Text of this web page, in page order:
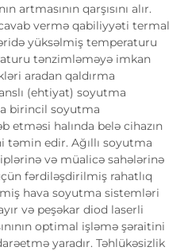
artmasının qarşısını alır.
vermə qabiliyyəti termal
yüksəlmiş temperaturu
tənzimləməyə imkan
aradan qaldırma
(ehtiyat) soyutma
birincil soyutma
halında belə cihazın
təmin edir. Ağıllı soyutma
və müalicə sahələrinə
fərdiləşdirilmiş rahatlıq
hava soyutma sistemləri
və peşəkar diod laserli
optimal işləmə şəraitini
yaradır. Təhlükəsizlik